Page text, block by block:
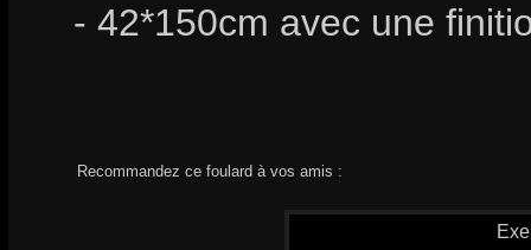
- 42*150cm avec une
Recommandez ce foulard à vos amis :